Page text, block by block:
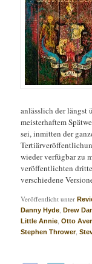
anlässlich der
meisterhaftem
sei, inmitten der
wieder verfügbar zu
veröffentlichten
verschiedene
Veröffentlicht unter
Danny Hyde ,Drew
Little Annie ,Otto
Stephen Thrower,